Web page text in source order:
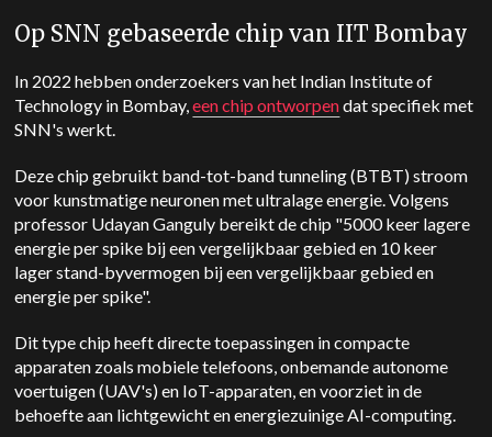
Op SNN gebaseerde chip van IIT Bombay
In 2022 hebben onderzoekers van het Indian Institute of
Technology in Bombay,een chip ontworpendat specifiek met
SNN's werkt.
Deze chip gebruikt band-tot-band tunneling (BTBT) stroom
voor kunstmatige neuronen met ultralage energie. Volgens
professor Udayan Ganguly bereikt de chip "5000 keer lagere
energie per spike bij een vergelijkbaar gebied en 10 keer
lager stand-byvermogen bij een vergelijkbaar gebied en
energie per spike".
Dit type chip heeft directe toepassingen in compacte
apparaten zoals mobiele telefoons, onbemande autonome
voertuigen (UAV's) en IoT-apparaten, en voorziet in de
behoefte aan lichtgewicht en energiezuinige AI-computing.